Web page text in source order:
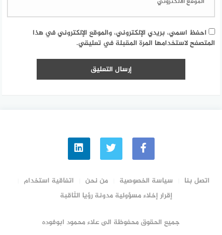
احفظ اسمي، بريدي الإلكتروني، والموقع الإلكتروني في هذا
المتصفح لاستخدامها المرة المقبلة في تعليقي.
اتصل بنا سياسة الخصوصية من نحن
اتفاقية استخدام
إقرار إخلاء مسؤولية مدونة رؤيا الثاقبة
جميع الحقوق محفوظة الى علاء محمود ابوفوده